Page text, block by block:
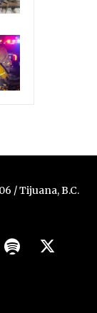
/ Tijuana, B.C.